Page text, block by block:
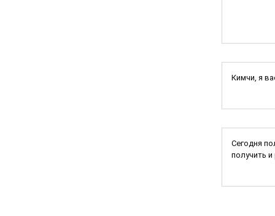
Кимчи, я
Сегодня
получить и